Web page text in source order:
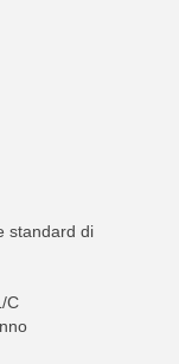
standard di
C